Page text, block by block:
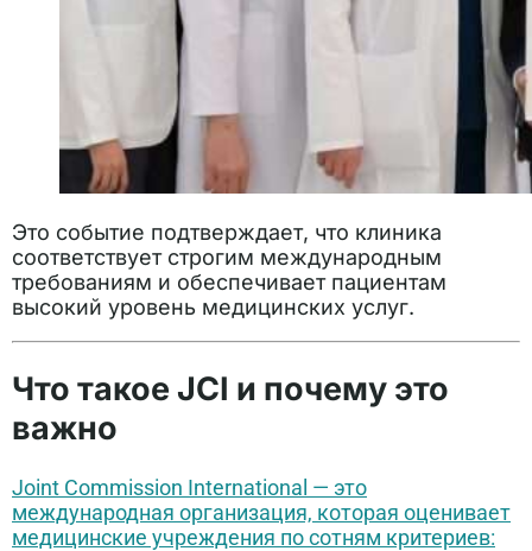
Это событие подтверждает, что клиника
соответствует строгим международным
требованиям и обеспечивает пациентам
высокий уровень медицинских услуг.
Что такое JCI и почему это
важно
Joint Commission International — это
международная организация, которая оценивает
медицинские учреждения по сотням критериев: